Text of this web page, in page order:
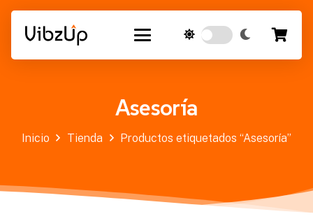
Asesoría
Inicio Tienda Productos etiquetados “Asesoría”